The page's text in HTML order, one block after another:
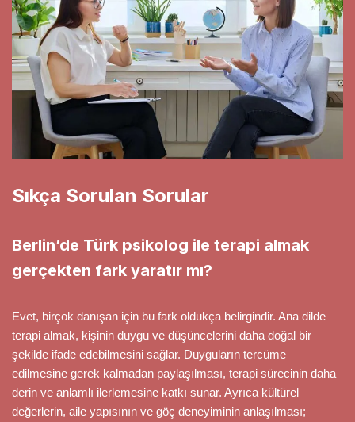
Sıkça Sorulan Sorular
Berlin’de Türk psikolog ile terapi almak
gerçekten fark yaratır mı?
Evet, birçok danışan için bu fark oldukça belirgindir. Ana dilde
terapi almak, kişinin duygu ve düşüncelerini daha doğal bir
şekilde ifade edebilmesini sağlar. Duyguların tercüme
edilmesine gerek kalmadan paylaşılması, terapi sürecinin daha
derin ve anlamlı ilerlemesine katkı sunar. Ayrıca kültürel
değerlerin, aile yapısının ve göç deneyiminin anlaşılması;